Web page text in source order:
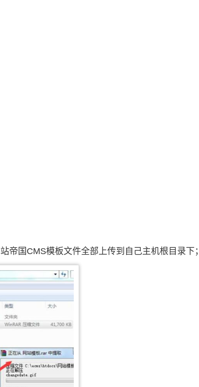
帝国CMS模板文件全部上传到自己主机根目录下；